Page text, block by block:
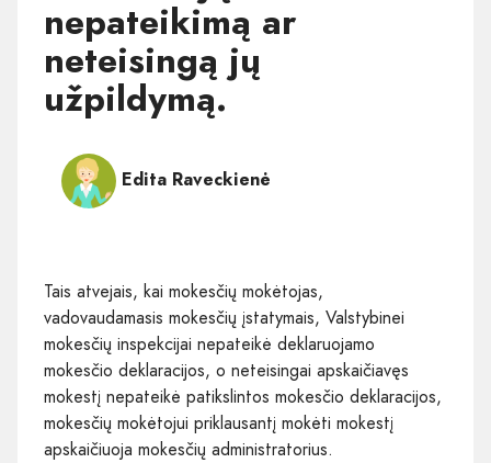
nepateikimą ar
neteisingą jų
užpildymą.
Edita Raveckienė
Tais atvejais, kai mokesčių mokėtojas,
vadovaudamasis mokesčių įstatymais, Valstybinei
mokesčių inspekcijai nepateikė deklaruojamo
mokesčio deklaracijos, o neteisingai apskaičiavęs
mokestį nepateikė patikslintos mokesčio deklaracijos,
mokesčių mokėtojui priklausantį mokėti mokestį
apskaičiuoja mokesčių administratorius.